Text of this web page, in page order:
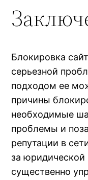
Блокировка
серьезной
подходом ее
причины
необходимые
проблемы и
репутации в
за
существенно